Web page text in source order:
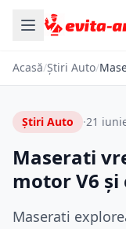
Acasă/Știri Auto/
Știri Auto ·21
Maserati
motor V6
Maserati